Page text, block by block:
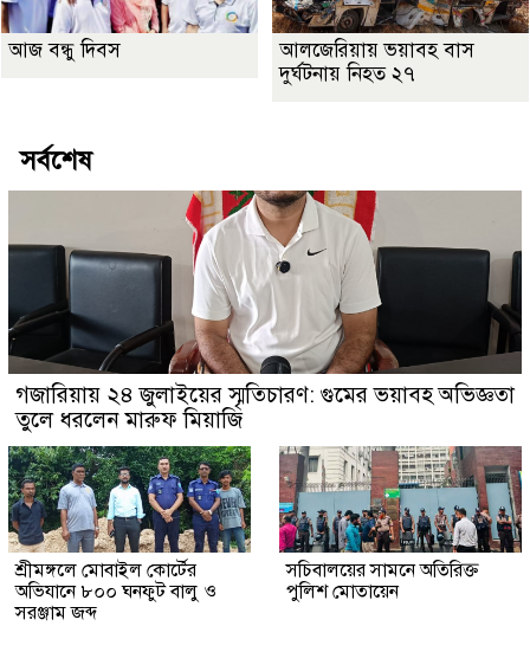
আজ বন্ধু দিবস
আলজেরিয়ায় ভয়াবহ বাস
দুর্ঘটনায় নিহত ২৭
সর্বশেষ
গজারিয়ায় ২৪ জুলাইয়ের স্মৃতিচারণ: গুমের ভয়াবহ অভিজ্ঞতা
তুলে ধরলেন মারুফ মিয়াজি
শ্রীমঙ্গলে মোবাইল কোর্টের
অভিযানে ৮০০ ঘনফুট বালু ও
সরঞ্জাম জব্দ
সচিবালয়ের সামনে অতিরিক্ত
পুলিশ মোতায়েন